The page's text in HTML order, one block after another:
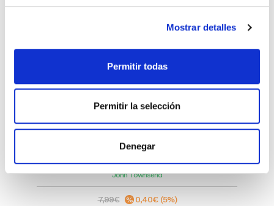
Mostrar detalles
Permitir todas
Permitir la selección
Denegar
John Townsend
7,99€ 0,40€ (5%)